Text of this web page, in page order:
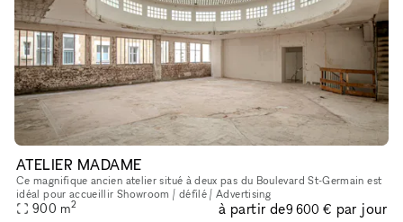
ATELIER MADAME
Ce magnifique ancien atelier situé à deux pas du Boulevard St-Germain est
idéal pour accueillir Showroom / défilé / Advertising
900 m2 à partir de9 600 € par jour